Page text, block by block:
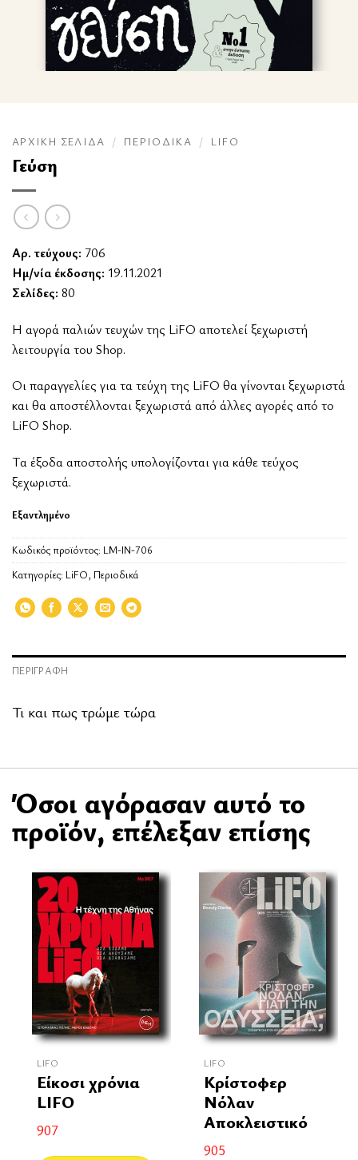
ΑΡΧΙΚΉ ΣΕΛΊΔΑ / ΠΕΡΙΟΔΙΚΆ / LIFO
Γεύση
Αρ. τεύχους: 706
Ημ/νία έκδοσης: 19.11.2021
Σελίδες: 80
Η αγορά παλιών τευχών της LiFO αποτελεί ξεχωριστή
λειτουργία του Shop.
Οι παραγγελίες για τα τεύχη της LiFO θα γίνονται ξεχωριστά
και θα αποστέλλονται ξεχωριστά από άλλες αγορές από το
LiFO Shop.
Tα έξοδα αποστολής υπολογίζονται για κάθε τεύχος
ξεχωριστά.
Εξαντλημένο
Κωδικός προϊόντος: LM-IN-706
Κατηγορίες: LiFO, Περιοδικά
ΠΕΡΙΓΡΑΦΉ
Τι και πως τρώμε τώρα
Όσοι αγόρασαν αυτό το
προϊόν, επέλεξαν επίσης
LIFO
Είκοσι χρόνια
LIFO
907
LIFO
Κρίστοφερ
Νόλαν
Αποκλειστικό
905